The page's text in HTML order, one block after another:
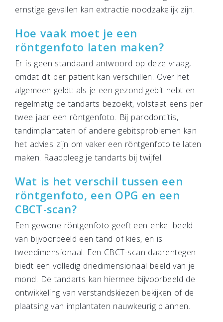
ernstige gevallen kan extractie noodzakelijk zijn.
Hoe vaak moet je een
röntgenfoto laten maken?
Er is geen standaard antwoord op deze vraag,
omdat dit per patiënt kan verschillen. Over het
algemeen geldt: als je een gezond gebit hebt en
regelmatig de tandarts bezoekt, volstaat eens per
twee jaar een röntgenfoto. Bij parodontitis,
tandimplantaten of andere gebitsproblemen kan
het advies zijn om vaker een röntgenfoto te laten
maken. Raadpleeg je tandarts bij twijfel.
Wat is het verschil tussen een
röntgenfoto, een OPG en een
CBCT-scan?
Een gewone röntgenfoto geeft een enkel beeld
van bijvoorbeeld een tand of kies, en is
tweedimensionaal. Een CBCT-scan daarentegen
biedt een volledig driedimensionaal beeld van je
mond. De tandarts kan hiermee bijvoorbeeld de
ontwikkeling van verstandskiezen bekijken of de
plaatsing van implantaten nauwkeurig plannen.